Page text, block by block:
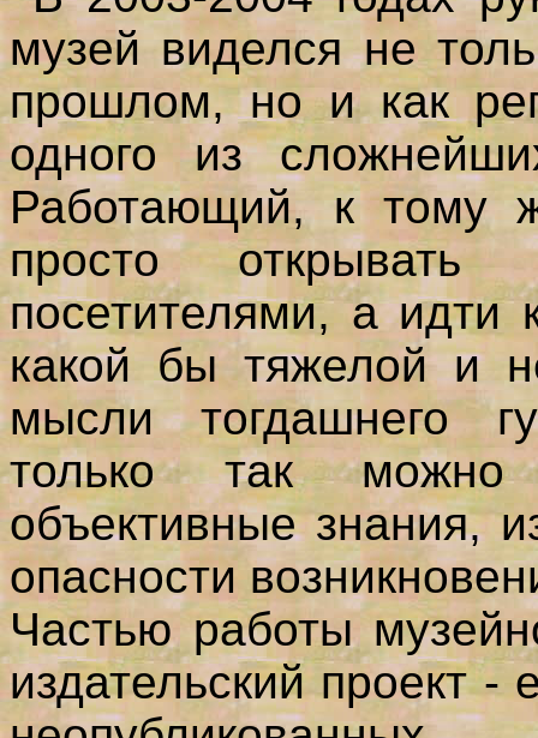
музей виделся не
прошлом, но и как
одного из
Работающий, к тому
просто
посетителями, а
какой бы тяжелой и
мысли тогдашнего
только так
объективные знания,
опасности
Частью работы
издательский проект -